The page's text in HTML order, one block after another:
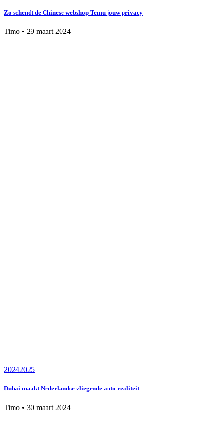
Zo schendt de Chinese webshop Temu jouw privacy
Timo • 29 maart 2024
20242025
Dubai maakt Nederlandse vliegende auto realiteit
Timo • 30 maart 2024